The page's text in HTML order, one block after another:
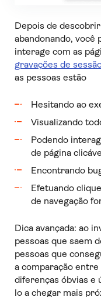
Depois de
abandonando, você
interage com as
gravações de
as pessoas estão
Hesitando ao
Visualizando
Podendo
de página
Encontrando
Efetuando
de navegação
Dica avançada: ao
pessoas que saem
pessoas que
a comparação
diferenças óbvias e
lo a chegar mais